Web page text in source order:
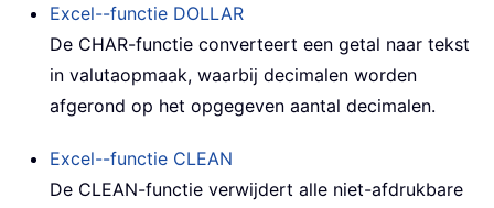
Excel--functie DOLLAR
De CHAR-functie converteert een getal naar tekst
in valutaopmaak, waarbij decimalen worden
afgerond op het opgegeven aantal decimalen.
Excel--functie CLEAN
De CLEAN-functie verwijdert alle niet-afdrukbare